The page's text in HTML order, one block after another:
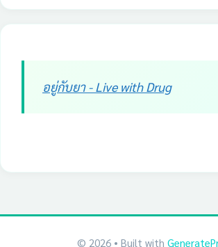
อยู่กับยา - Live with Drug
© 2026 • Built with